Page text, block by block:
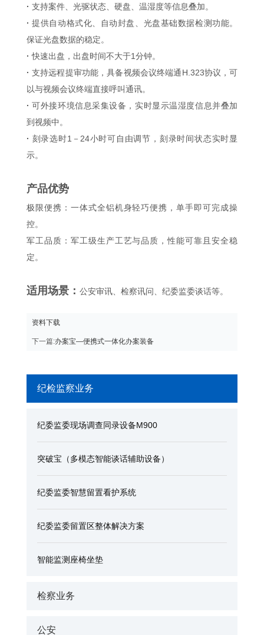
· 支持案件、光驱状态、硬盘、温湿度等信息叠加。
·提供自动格式化、自动封盘、光盘基础数据检测功能。
保证光盘数据的稳定。
·快速出盘，出盘时间不大于1分钟。
· 支持远程提审功能，具备视频会议终端通H.323协议，可
以与视频会议终端直接呼叫通讯。
·可外接环境信息采集设备，实时显示温湿度信息并叠加
到视频中。
· 刻录选时1－24小时可自由调节，刻录时间状态实时显
示。
产品优势
极限便携： 一体式全铝机身轻巧便携，单手即可完成操
控。
军工品质： 军工级生产工艺与品质，性能可靠且安全稳
定。
适用场景： 公安审讯、检察讯问、纪委监委谈话等。
资料下载
下一篇:办案宝—便携式一体化办案装备
纪检监察业务
纪委监委现场调查同录设备M900
突破宝（多模态智能谈话辅助设备）
纪委监委智慧留置看护系统
纪委监委留置区整体解决方案
智能监测座椅坐垫
检察业务
公安